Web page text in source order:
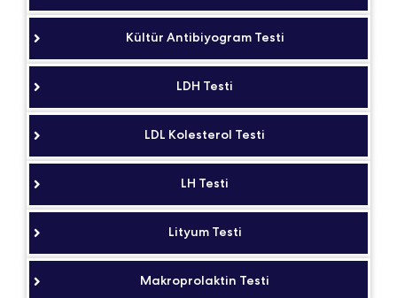
Kültür Antibiyogram Testi
LDH Testi
LDL Kolesterol Testi
LH Testi
Lityum Testi
Makroprolaktin Testi